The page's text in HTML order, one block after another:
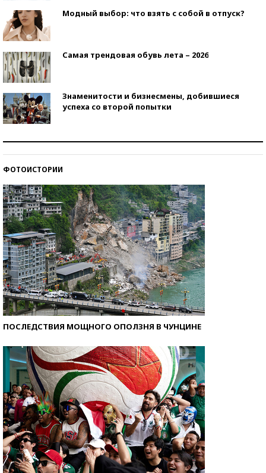
Модный выбор: что взять с собой в отпуск?
Самая трендовая обувь лета – 2026
Знаменитости и бизнесмены, добившиеся
успеха со второй попытки
ФОТОИСТОРИИ
ПОСЛЕДСТВИЯ МОЩНОГО ОПОЛЗНЯ В ЧУНЦИНЕ